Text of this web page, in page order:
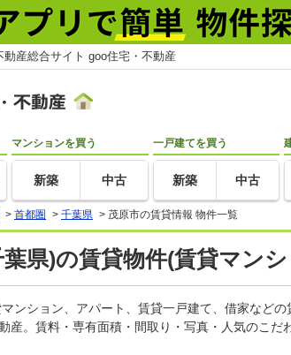
動産総合サイト goo住宅・不動産
マンションを買う
新築 中古
一戸建てを買う
新築 中古
> 首都圏 > 千葉県 > 茂原市の賃貸情報 物件一覧
葉県)の賃貸物件(賃貸マン
ンション、アパート、賃貸一戸建て、借家など
産。賃料・専有面積・間取り・写真・人気のこ